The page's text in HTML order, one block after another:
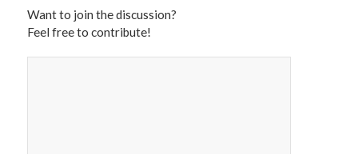
Want to join the discussion?
Feel free to contribute!